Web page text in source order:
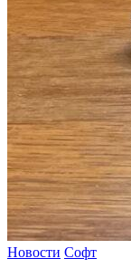
Новости Софт